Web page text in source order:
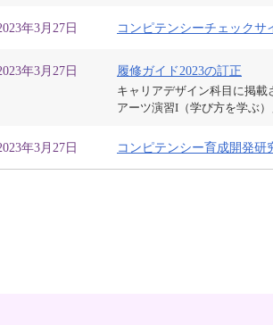
年3月27日 コンピテンシーチェックサ
年3月27日 履修ガイド2023の訂正
キャリアデザイン科目に掲
アーツ演習I（学び方を学ぶ
年3月27日 コンピテンシー育成開発